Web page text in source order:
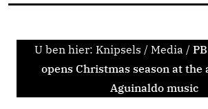
U ben hier: Knipsels / Media /
opens Christmas season at
Aguinaldo music